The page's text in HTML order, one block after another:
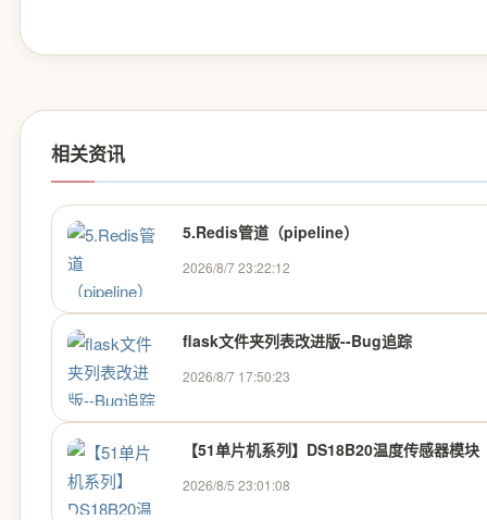
相关资讯
5.Redis管道（pipeline）
2026/8/7 23:22:12
flask文件夹列表改进版--Bug追踪
2026/8/7 17:50:23
【51单片机系列】DS18B20温度传感器模块
2026/8/5 23:01:08